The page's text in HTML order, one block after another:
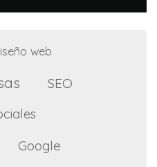
web
SEO
Google